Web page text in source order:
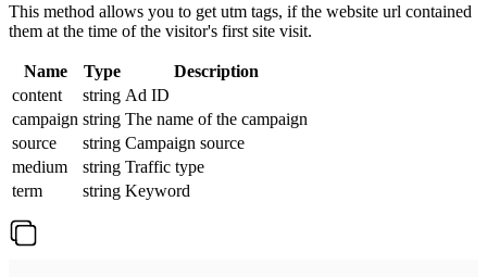
This method allows you to get utm tags, if the website url contained
them at the time of the visitor's first site visit.
Name Type
Description
content
string Ad ID
campaign string The name of the campaign
source
string Campaign source
medium
string Traffic type
term
string Keyword